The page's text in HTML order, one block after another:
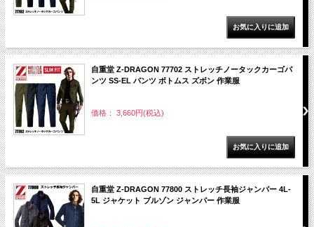
自重堂 Z-DRAGON 77702 ストレッチノータックカーゴパ
ンツ SS-EL パンツ ボトムス ズボン 作業服
価格： 3,660円(税込)
自重堂 Z-DRAGON 77800 ストレッチ長袖ジャンパー 4L-
5L ジャケット ブルゾン ジャンパー 作業服